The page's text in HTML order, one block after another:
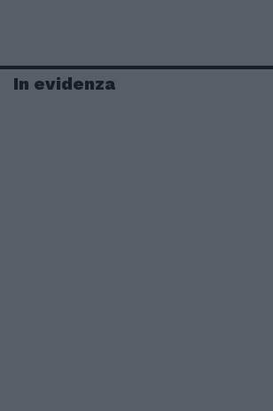
In evidenza